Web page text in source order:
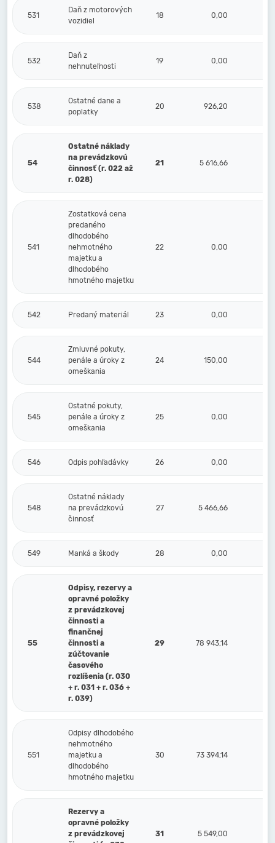
531
Daň z motorových
vozidiel
18 0,00
532
Daň z
nehnuteľnosti
19 0,00
538
Ostatné dane a
poplatky
20 926,20
54
Ostatné náklady
na prevádzkovú
činnosť (r. 022 až
r. 028)
21 5 616,66
541
Zostatková cena
predaného
dlhodobého
nehmotného
majetku a
dlhodobého
hmotného majetku
22 0,00
542 Predaný materiál 23 0,00
544
Zmluvné pokuty,
penále a úroky z
omeškania
24 150,00
545
Ostatné pokuty,
penále a úroky z
omeškania
25 0,00
546 Odpis pohľadávky 26 0,00
548
Ostatné náklady
na prevádzkovú
činnosť
27 5 466,66
549 Manká a škody 28 0,00
55
Odpisy, rezervy a
opravné položky
z prevádzkovej
činnosti a
finančnej
činnosti a
zúčtovanie
časového
rozlíšenia (r. 030
+ r. 031 + r. 036 +
r. 039)
29 78 943,14
551
Odpisy dlhodobého
nehmotného
majetku a
dlhodobého
hmotného majetku
30 73 394,14
Rezervy a
opravné položky
z prevádzkovej
31 5 549,00